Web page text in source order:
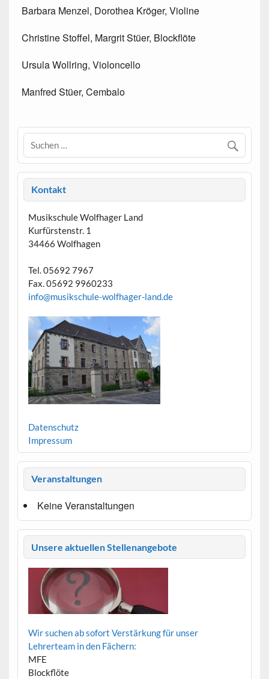
Barbara Menzel, Dorothea Kröger, Violine
Christine Stoffel, Margrit Stüer, Blockflöte
Ursula Wollring, Violoncello
Manfred Stüer, Cembalo
Kontakt
Musikschule Wolfhager Land
Kurfürstenstr. 1
34466 Wolfhagen
Tel. 05692 7967
Fax. 05692 9960233
info@musikschule-wolfhager-land.de
Datenschutz
Impressum
Veranstaltungen
Keine Veranstaltungen
Unsere aktuellen Stellenangebote
Wir suchen ab sofort Verstärkung für unser
Lehrerteam in den Fächern:
MFE
Blockflöte